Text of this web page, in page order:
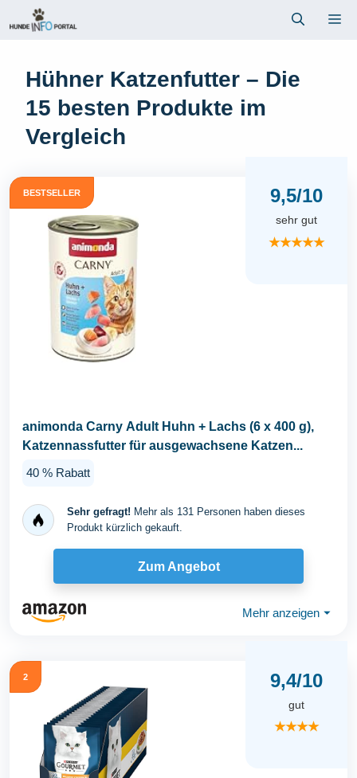
Inhalt
Hühner Katzenfutter – Die
15 besten Produkte im
Vergleich
BESTSELLER 9,5/10
sehr gut
★★★★★
animonda Carny Adult Huhn + Lachs (6 x 400 g),
Katzennassfutter für ausgewachsene Katzen...
40 % Rabatt
Sehr gefragt! Mehr als 131 Personen haben dieses
Produkt kürzlich gekauft.
Zum Angebot
Mehr anzeigen ⏷
2 9,4/10
gut
★★★★